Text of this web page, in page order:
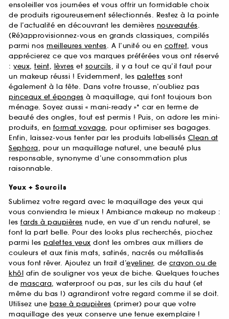
ensoleiller vos journées et vous offrir un formidable choix
de produits rigoureusement sélectionnés. Restez à la pointe
de l’actualité en découvrant les dernières nouveautés.
(Ré)approvisionnez-vous en grands classiques, compilés
parmi nos meilleures ventes. A l’unité ou en coffret, vous
apprécierez ce que vos marques préférées vous ont réservé
: yeux, teint, lèvres et sourcils, il y a tout ce qu’il faut pour
un makeup réussi ! Evidemment, les palettes sont
également à la fête. Dans votre trousse, n’oubliez pas
pinceaux et éponges à maquillage, qui font toujours bon
ménage. Soyez aussi « mani-ready »* car en terme de
beauté des ongles, tout est permis ! Puis, on adore les mini-
produits, en format voyage, pour optimiser ses bagages.
Enfin, laissez-vous tenter par les produits labellisés Clean at
Sephora, pour un maquillage naturel, une beauté plus
responsable, synonyme d’une consommation plus
raisonnable.
Yeux + Sourcils
Sublimez votre regard avec le maquillage des yeux qui
vous conviendra le mieux ! Ambiance makeup no makeup :
les fards à paupières nude, en vue d’un rendu naturel, se
font la part belle. Pour des looks plus recherchés, piochez
parmi les palettes yeux dont les ombres aux milliers de
couleurs et aux finis mats, satinés, nacrés ou métallisés
vous font rêver. Ajoutez un trait d’eyeliner, de crayon ou de
khôl afin de souligner vos yeux de biche. Quelques touches
de mascara, waterproof ou pas, sur les cils du haut (et
même du bas !) agrandiront votre regard comme il se doit.
Utilisez une base à paupières (primer) pour que votre
maquillage des yeux conserve une tenue exemplaire !